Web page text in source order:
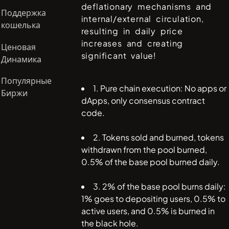
Поддержка
кошелька
Ценовая
Динамика
Популярные
Биржи
deflationary mechanisms and
internal/external circulation,
resulting in daily price
increases and creating
significant value!
1. Pure chain execution: No apps or
dApps, only consensus contract
code.
2. Tokens sold and burned, tokens
withdrawn from the pool burned,
0.5% of the base pool burned daily.
3. 2% of the base pool burns daily:
1% goes to depositing users, 0.5% to
active users, and 0.5% is burned in
the black hole.